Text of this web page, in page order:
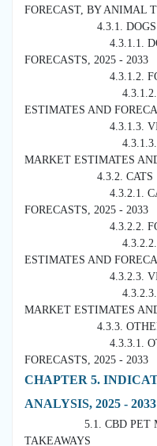
FORECAST, BY ANIMAL
4.3.1. DOGS
4.3.1.1. DOGS
FORECASTS, 2025 - 2033
4.3.1.2.
4.3.1.2.1.
ESTIMATES AND
4.3.1.3.
4.3.1.3.1.
MARKET ESTIMATES
4.3.2. CATS
4.3.2.1. CATS
FORECASTS, 2025 - 2033
4.3.2.2.
4.3.2.2.1.
ESTIMATES AND
4.3.2.3.
4.3.2.3.1.
MARKET ESTIMATES
4.3.3.
4.3.3.1. OTHER
FORECASTS, 2025 - 2033
CHAPTER 5.
ANALYSIS, 2025 - 2033
5.1. CBD PET
TAKEAWAYS